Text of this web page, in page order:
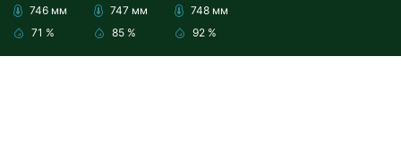
746 мм
71 %
747 мм
85 %
748 мм
92 %